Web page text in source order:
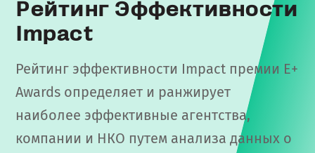
Рейтинг Эффективности
Impact
Рейтинг эффективности Impact премии E+
Awards определяет и ранжирует
наиболее эффективные агентства,
компании и НКО путем анализа данных о